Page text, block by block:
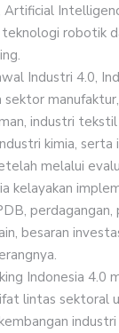
robotik
Industri 4.0,
sektor
industri tekstil
kimia, serta
melalui
kelayakan
besaran
Indonesia 4.0
lintas sektoral